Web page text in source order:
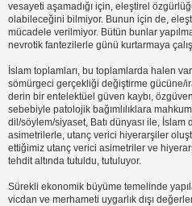
vesayeti aşamadığı için, eleştirel
olabileceğini bilmiyor. Bunun için de,
mücadele verilmiyor. Bütün bunlar
nevrotik fantezilerle günü kurtarmaya
İslam toplamları, bu toplamlarda halen
sömürgeci gerçekliği değiştirme gücüne/
derin bir entelektüel güven kaybı,
sebebiyle patolojik bağımlılıklara
dil/söylem/siyaset, Batı dünyası ile, İslam
asimetrilerle, utanç verici hiyerarşiler
ettiğimiz utanç verici asimetriler ve
tehdit altında tutuldu, tutuluyor.
Sürekli ekonomik büyüme temelinde
vicdan ve merhameti uygarlık dışı